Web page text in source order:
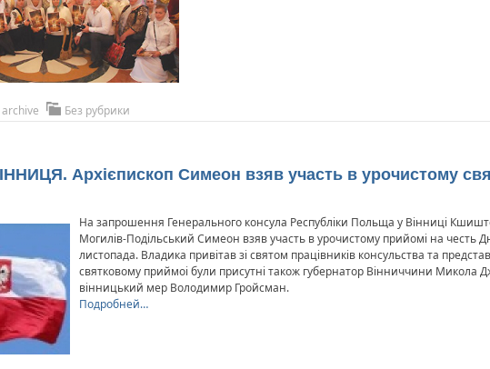
archive Без рубрики
Архієпископ Симеон взяв участь в урочистому
На запрошення Генерального консула Республіки Польща у Вінниці
Могилів-Подільський Симеон взяв участь в урочистому прийомі на честь
листопада. Владика привітав зі святом працівників консульства та
святковому приймоі були присутні також губернатор Вінниччини Микола
вінницький мер Володимир Гройсман.
Подробней…